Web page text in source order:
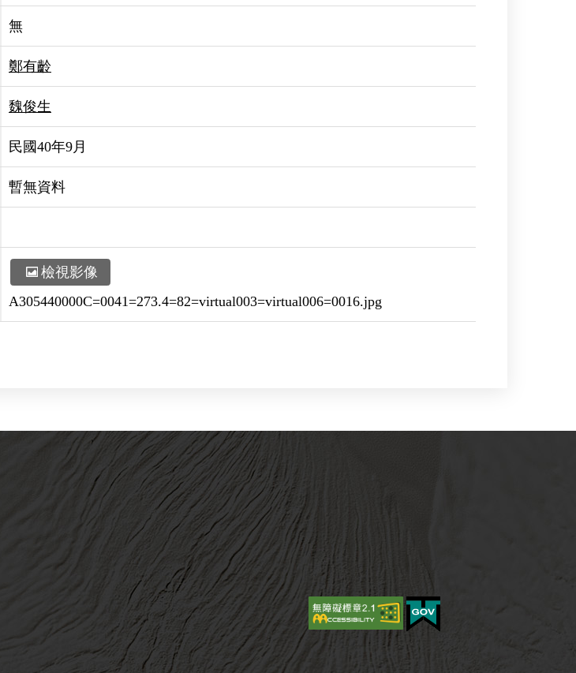
無
鄭有齡
魏俊生
民國40年9月
暫無資料
檢視影像
A305440000C=0041=273.4=82=virtual003=virtual006=0016.jpg